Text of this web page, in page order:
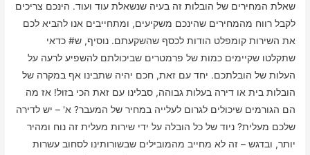
שאלת המחירים של הובלות זה בעיה שנשאלת עוד ועוד. הינכם צריכים
לקבל רווח מהמחירים שהינכם משקיעים, ומתחייבים אנו להביא לכם
את השירות קומפלט הודות לכסף שהשקעתם. נוסיף, ש# כדאי
שתקלטו שקיימים כמות של פרמטרים שביכולתם להשפיע לרעה על
העלות של הובלתכם. יחד עם זאת, חכם יהיה שתבינו אף במקרה של
הובלות בית או דירה בעלות גבוהה, סבלינו עם זאת הכי בזול! אז מה
הם הגורמים שיכולים לגרום לעלייה במחיר של המעבר? א' – יש לדירה
שלכם מעלית? ניוד של כל הובלה על ידי שירות מעלית זה נוח ומהיר
יותר, ובדגש – זה לא מחייב מהמובילים שבשורותינו לסחוב עשרות